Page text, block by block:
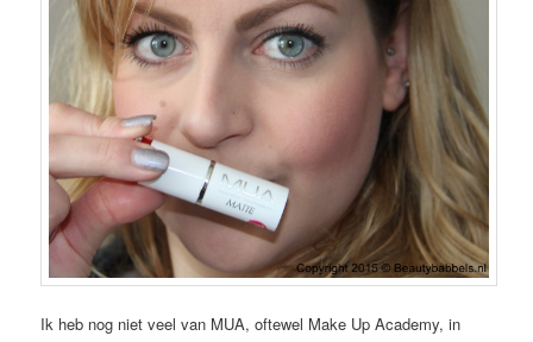
Ik heb nog niet veel van MUA, oftewel Make Up Academy, in